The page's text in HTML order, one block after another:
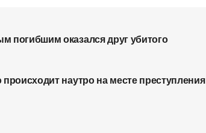
погибшим оказался друг убитого
наутро на месте преступления